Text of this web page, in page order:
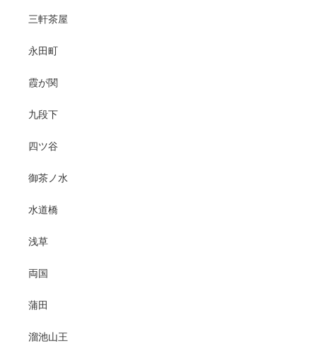
三軒茶屋
永田町
霞が関
九段下
四ツ谷
御茶ノ水
水道橋
浅草
両国
蒲田
溜池山王